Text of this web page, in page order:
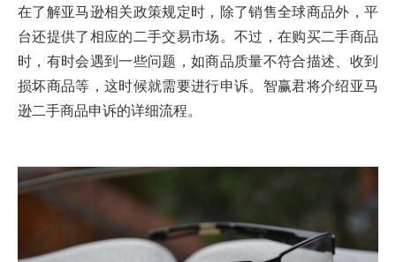
在了解亚马逊相关政策规定时，除了销售全球商品外，平
台还提供了相应的二手交易市场。不过，在购买二手商品
时，有时会遇到一些问题，如商品质量不符合描述、收到
损坏商品等，这时候就需要进行申诉。智赢君将介绍亚马
逊二手商品申诉的详细流程。